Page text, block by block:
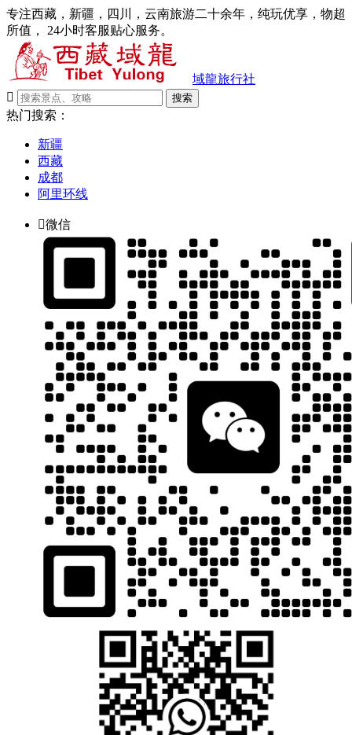
专注西藏，新疆，四川，云南旅游二十余年，纯玩优享，物超
所值， 24小时客服贴心服务。
域龍旅行社

搜索
热门搜索：
新疆
西藏
成都
阿里环线
微信